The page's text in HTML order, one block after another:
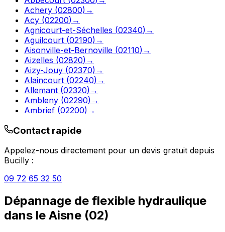
Achery (02800) →
Acy (02200) →
Agnicourt-et-Séchelles (02340) →
Aguilcourt (02190) →
Aisonville-et-Bernoville (02110) →
Aizelles (02820) →
Aizy-Jouy (02370) →
Alaincourt (02240) →
Allemant (02320) →
Ambleny (02290) →
Ambrief (02200) →
Contact rapide
Appelez-nous directement pour un devis gratuit depuis
Bucilly :
09 72 65 32 50
Dépannage de flexible hydraulique
dans le Aisne (02)